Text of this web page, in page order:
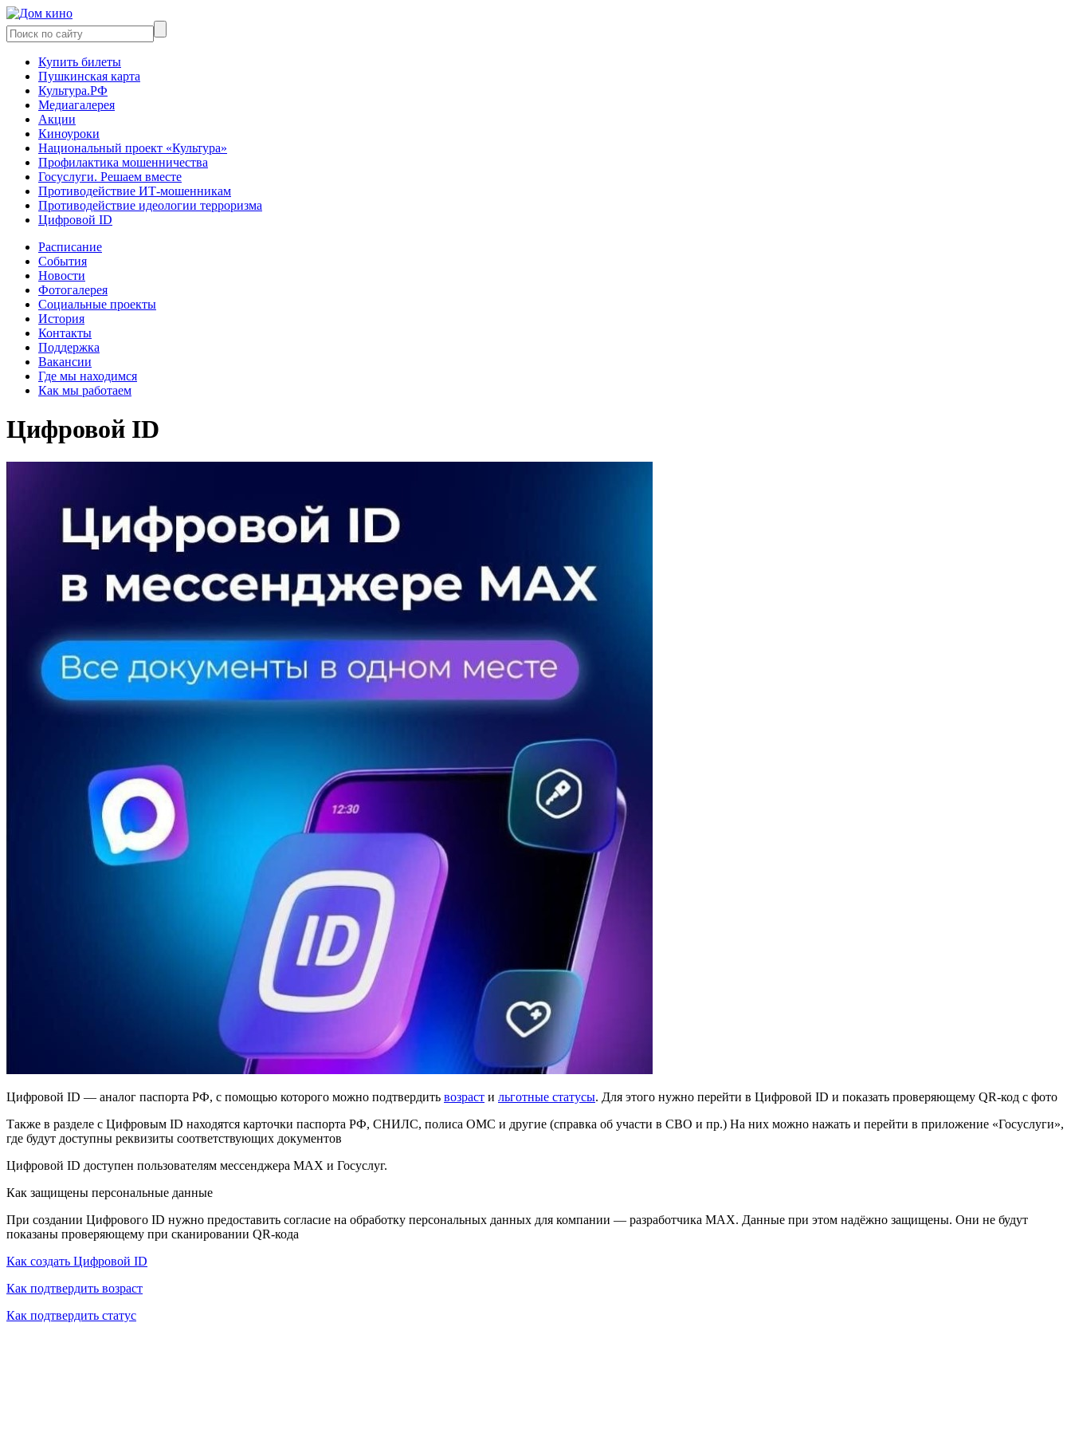
Купить билеты
Пушкинская карта
Культура.РФ
Медиагалерея
Акции
Киноуроки
Национальный проект «Культура»
Профилактика мошенничества
Госуслуги. Решаем вместе
Противодействие ИТ-мошенникам
Противодействие идеологии терроризма
Цифровой ID
Расписание
События
Новости
Фотогалерея
Социальные проекты
История
Контакты
Поддержка
Вакансии
Где мы находимся
Как мы работаем
Цифровой ID
Цифровой ID — аналог паспорта РФ, с помощью которого можно подтвердить возраст и льготные статусы. Для этого нужно перейти в Цифровой ID и показать проверяющему QR‑код с фото
Также в разделе с Цифровым ID находятся карточки паспорта РФ, СНИЛС, полиса ОМС и другие (справка об участи в СВО и пр.) На них можно нажать и перейти в приложение «Госуслуги»,
где будут доступны реквизиты соответствующих документов
Цифровой ID доступен пользователям мессенджера MAX и Госуслуг.
Как защищены персональные данные
При создании Цифрового ID нужно предоставить согласие на обработку персональных данных для компании — разработчика MAX. Данные при этом надёжно защищены. Они не будут
показаны проверяющему при сканировании QR‑кода
Как создать Цифровой ID
Как подтвердить возраст
Как подтвердить статус